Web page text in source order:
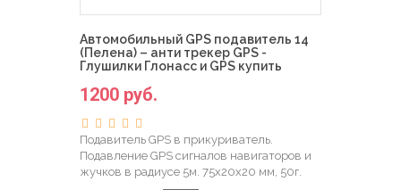
Автомобильный GPS подавитель 14
(Пелена) – анти трекер GPS -
Глушилки Глонасс и GPS купить
1200 руб.
Подавитель GPS в прикуриватель.
Подавление GPS сигналов навигаторов и
жучков в радиусе 5м. 75х20х20 мм, 50г.